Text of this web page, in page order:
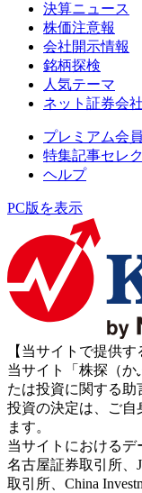
決算ニュース
株価注意報
会社開示情報
銘柄探検
人気テーマ
ネット証券会
プレミアム会
特集記事セレ
ヘルプ
PC版を表示
【当サイトで提供す
当サイト「株探（か
たは投資に関する助
投資の決定は、ご自
ます。
当サイトにおけるデ
名古屋証券取引所、
取引所、China